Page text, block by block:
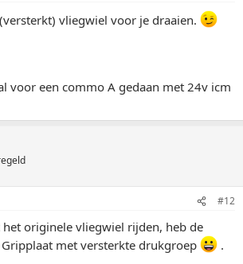
vliegwiel voor je draaien.
voor een commo A gedaan met 24v icm
#12
het originele vliegwiel rijden, heb de
met versterkte drukgroep
.